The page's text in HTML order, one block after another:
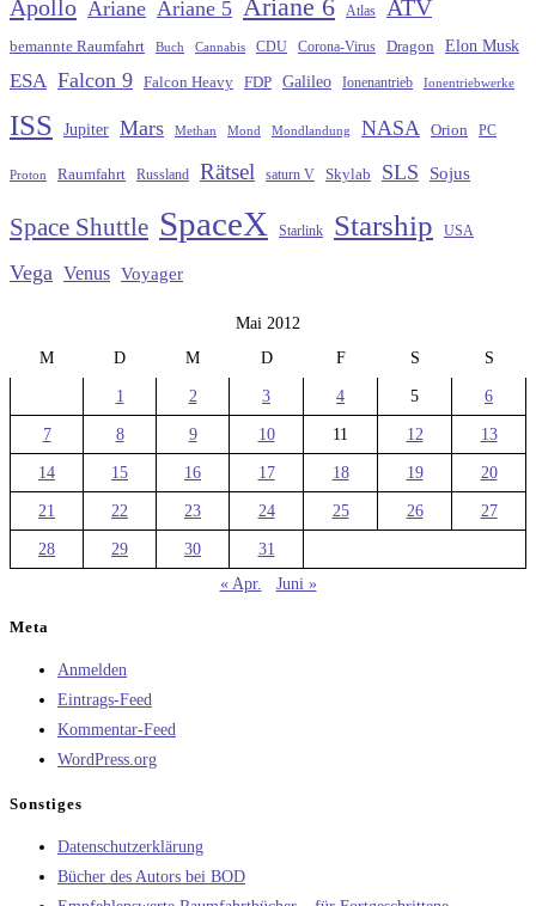
Apollo Ariane Ariane 5 Ariane 6 Atlas ATV
bemannte Raumfahrt Buch Cannabis CDU Corona-Virus Dragon Elon Musk
ESA Falcon 9 Falcon Heavy FDP Galileo Ionenantrieb Ionentriebwerke
ISS Jupiter Mars Methan Mond Mondlandung NASA Orion PC
Proton Raumfahrt Russland Rätsel saturn V Skylab SLS Sojus
Space Shuttle SpaceX Starlink Starship USA
Vega Venus Voyager
Mai 2012
M
D M D F S S
1 2 3 4 5 6
7 8 9 10 11 12 13
14 15 16 17 18 19 20
21 22 23 24 25 26 27
28 29 30
31
« Apr.
Juni »
Meta
Anmelden
Eintrags-Feed
Kommentar-Feed
WordPress.org
Sonstiges
Datenschutzerklärung
Bücher des Autors bei BOD